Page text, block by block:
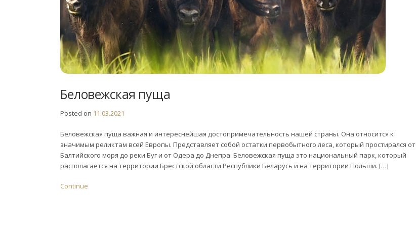
Беловежская пуща
Posted on 11.03.2021
Беловежская пуща важная и интереснейшая достопримечательность нашей страны. Она относится к
значимым реликтам всей Европы. Представляет собой остатки первобытного леса, который простирался от
Балтийского моря до реки Буг и от Одера до Днепра. Беловежская пуща это национальный парк, который
располагается на территории Брестской области Республики Беларусь и на территории Польши. […]
Continue